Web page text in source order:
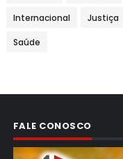
Internacional Justiça
Saúde
FALE CONOSCO